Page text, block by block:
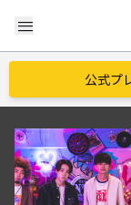
menu
公式プ